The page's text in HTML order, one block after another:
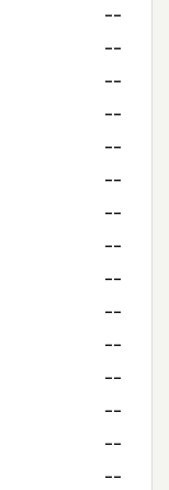
--
--
--
--
--
--
--
--
--
--
--
--
--
--
--